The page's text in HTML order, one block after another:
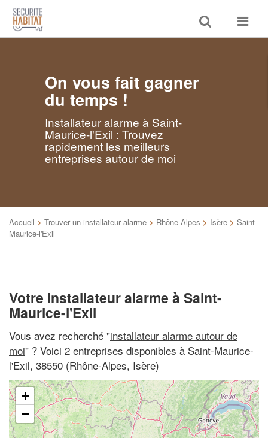
Toggle
search
Toggle
On vous fait gagner
du temps !
Installateur alarme à Saint-
Maurice-l'Exil : Trouvez
rapidement les meilleurs
entreprises autour de moi
Accueil > Trouver un installateur alarme > Rhône-Alpes > Isère > Saint-
Maurice-l'Exil
Votre installateur alarme à Saint-
Maurice-l'Exil
Vous avez recherché "installateur alarme autour de
moi" ? Voici 2 entreprises disponibles à Saint-Maurice-
l'Exil, 38550 (Rhône-Alpes, Isère)
+
−